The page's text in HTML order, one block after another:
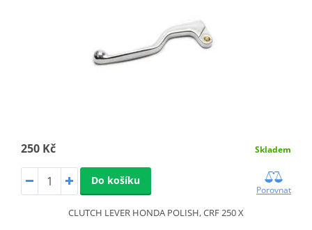
250 Kč Skladem
Do košíku
Porovnat
CLUTCH LEVER HONDA POLISH, CRF 250 X